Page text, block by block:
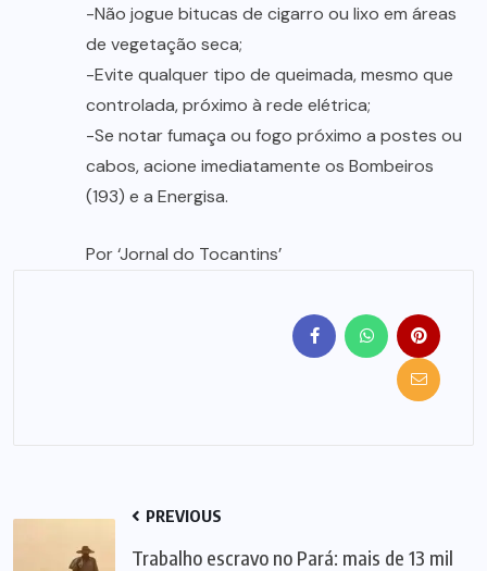
-Não jogue bitucas de cigarro ou lixo em áreas
de vegetação seca;
-Evite qualquer tipo de queimada, mesmo que
controlada, próximo à rede elétrica;
-Se notar fumaça ou fogo próximo a postes ou
cabos, acione imediatamente os Bombeiros
(193) e a Energisa.
Por ‘Jornal do Tocantins’
PREVIOUS
Trabalho escravo no Pará: mais de 13 mil